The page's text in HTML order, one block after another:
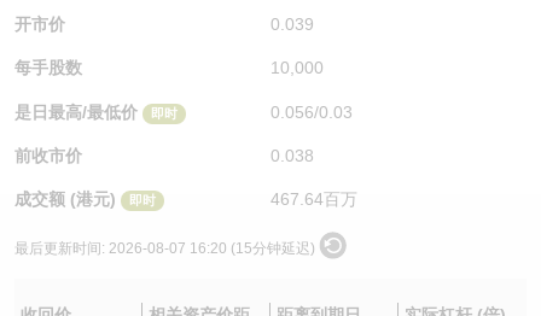
开市价 0.039
每手股数 10,000
是日最高/最低价 即时 0.056/0.03
前收市价 0.038
成交额 (港元) 即时 467.64百万
最后更新时间: 2026-08-07 16:20 (15分钟延迟)
认股证速算机
认股证/牛熊证日志
认股证文件及公告
已收回牛熊证剩余价值
牛熊证到期结算价查找
牛熊证分析仪
三十大平均引伸波幅
相关资产沽空
中资ETFs溢价比较
AH 股价对照
认股证牛熊证常问问题